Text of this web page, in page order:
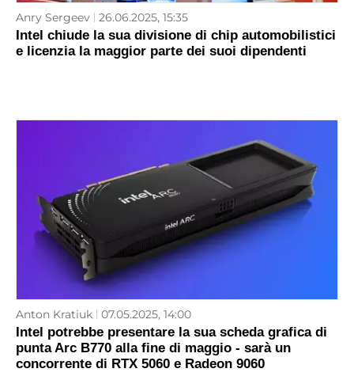
Anry Sergeev 26.06.2025, 15:35
Intel chiude la sua divisione di chip automobilistici
e licenzia la maggior parte dei suoi dipendenti
Anton Kratiuk 07.05.2025, 14:00
Intel potrebbe presentare la sua scheda grafica di
punta Arc B770 alla fine di maggio - sarà un
concorrente di RTX 5060 e Radeon 9060